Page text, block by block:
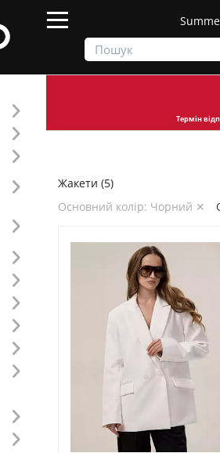
Термін
Жакети
Жакети (5)
Основний колір: Чорний ✕